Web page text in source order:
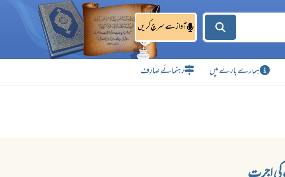
آواز سے سرچ کریں
ہمارے بارے میں رہنمائے صارف